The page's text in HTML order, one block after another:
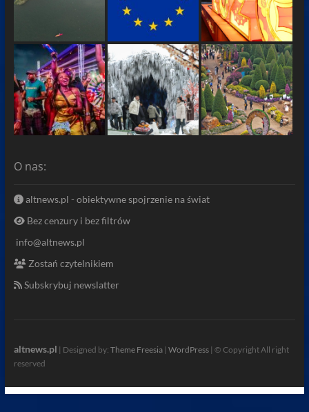
O nas:
altnews.pl - obiektywne spojrzenie na świat
Bez cenzury i bez filtrów
info@altnews.pl
Zostań czytelnikiem
Subskrybuj newslatter
altnews.pl | Designed by: Theme Freesia| WordPress| © Copyright All right
reserved